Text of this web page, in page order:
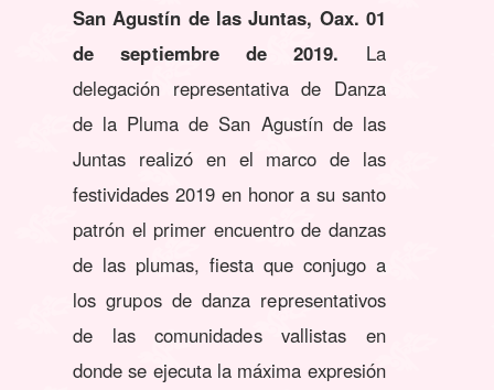
San Agustín de las Juntas, Oax. 01
de septiembre de 2019. La
delegación representativa de Danza
de la Pluma de San Agustín de las
Juntas realizó en el marco de las
festividades 2019 en honor a su santo
patrón el primer encuentro de danzas
de las plumas, fiesta que conjugo a
los grupos de danza representativos
de las comunidades vallistas en
donde se ejecuta la máxima expresión